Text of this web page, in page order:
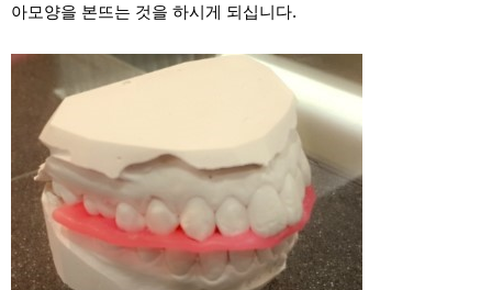
아모양을 본뜨는 것을 하시게 되십니다.